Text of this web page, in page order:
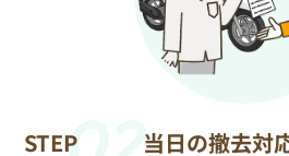
STEP当日の撤去対